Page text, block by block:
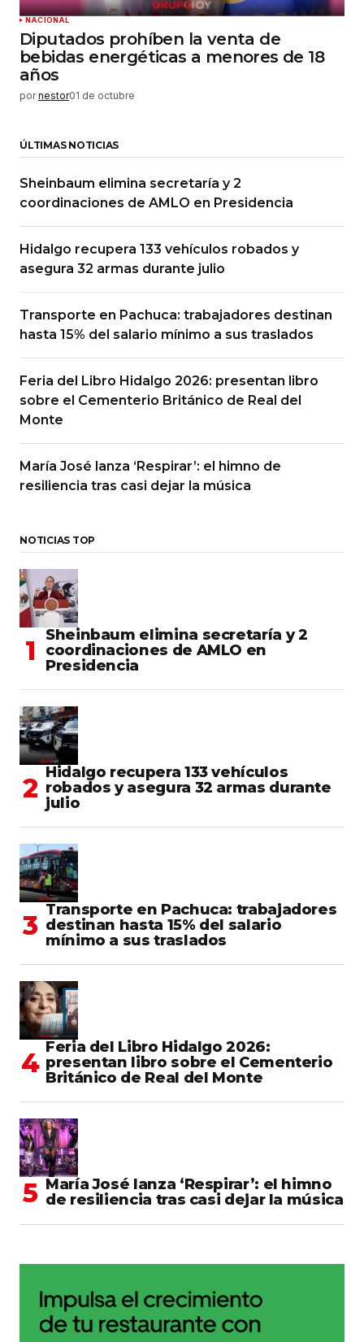
NACIONAL
Diputados prohíben la venta de
bebidas energéticas a menores de 18
años
por nestor01 de octubre
ÚLTIMAS NOTICIAS
Sheinbaum elimina secretaría y 2
coordinaciones de AMLO en Presidencia
Hidalgo recupera 133 vehículos robados y
asegura 32 armas durante julio
Transporte en Pachuca: trabajadores destinan
hasta 15% del salario mínimo a sus traslados
Feria del Libro Hidalgo 2026: presentan libro
sobre el Cementerio Británico de Real del
Monte
María José lanza ‘Respirar’: el himno de
resiliencia tras casi dejar la música
NOTICIAS TOP
Sheinbaum elimina secretaría y 2
coordinaciones de AMLO en
Presidencia
Hidalgo recupera 133 vehículos
robados y asegura 32 armas durante
julio
Transporte en Pachuca: trabajadores
destinan hasta 15% del salario
mínimo a sus traslados
Feria del Libro Hidalgo 2026:
presentan libro sobre el Cementerio
Británico de Real del Monte
María José lanza ‘Respirar’: el himno
de resiliencia tras casi dejar la música